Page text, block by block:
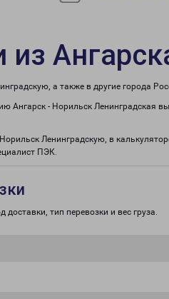
из
а также в другие города
Ангарск - Норильск Ленинградская
Ленинградскую, в
ПЭК.
тип перевозки и вес груза.